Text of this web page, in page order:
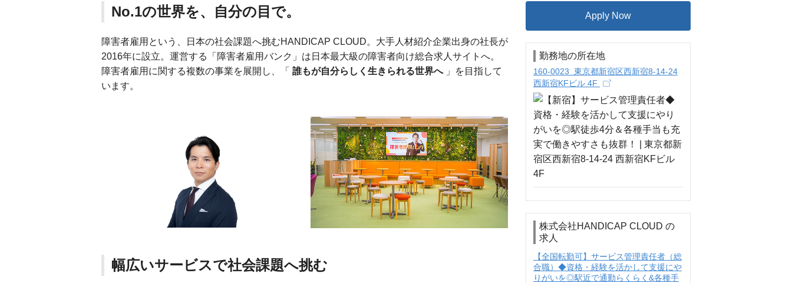
No.1の世界を、自分の目で。
障害者雇用という、日本の社会課題へ挑むHANDICAP CLOUD。大手人材紹介企業出身の社長が
2016年に設立。運営する「障害者雇用バンク」は日本最大級の障害者向け総合求人サイトへ。
障害者雇用に関する複数の事業を展開し、「 誰もが自分らしく生きられる世界へ」を目指して
います。
幅広いサービスで社会課題へ挑む
Apply Now
勤務地の所在地
160-0023 東京都新宿区西新宿8-14-24
西新宿KFビル 4F
株式会社HANDICAP CLOUD の
求人
【全国転勤可】サービス管理責任者（総
合職）◆資格・経験を活かして支援にや
りがいを◎駅近で通勤らくらく&各種手